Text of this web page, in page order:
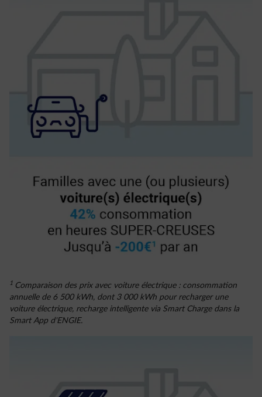
1 Comparaison des prix avec voiture électrique : consommation
annuelle de 6 500 kWh, dont 3 000 kWh pour recharger une
voiture électrique, recharge intelligente via Smart Charge dans la
Smart App d'ENGIE.